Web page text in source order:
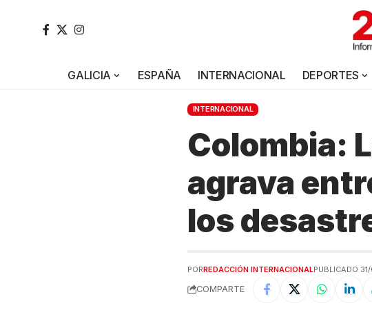
GALICIA ESPAÑA INTERNACIONAL DEPORTES
INTERNACIONAL
Colombia:
agrava
los
PORREDACCIÓN INTERNACIONALPUBLICADO
COMPARTE